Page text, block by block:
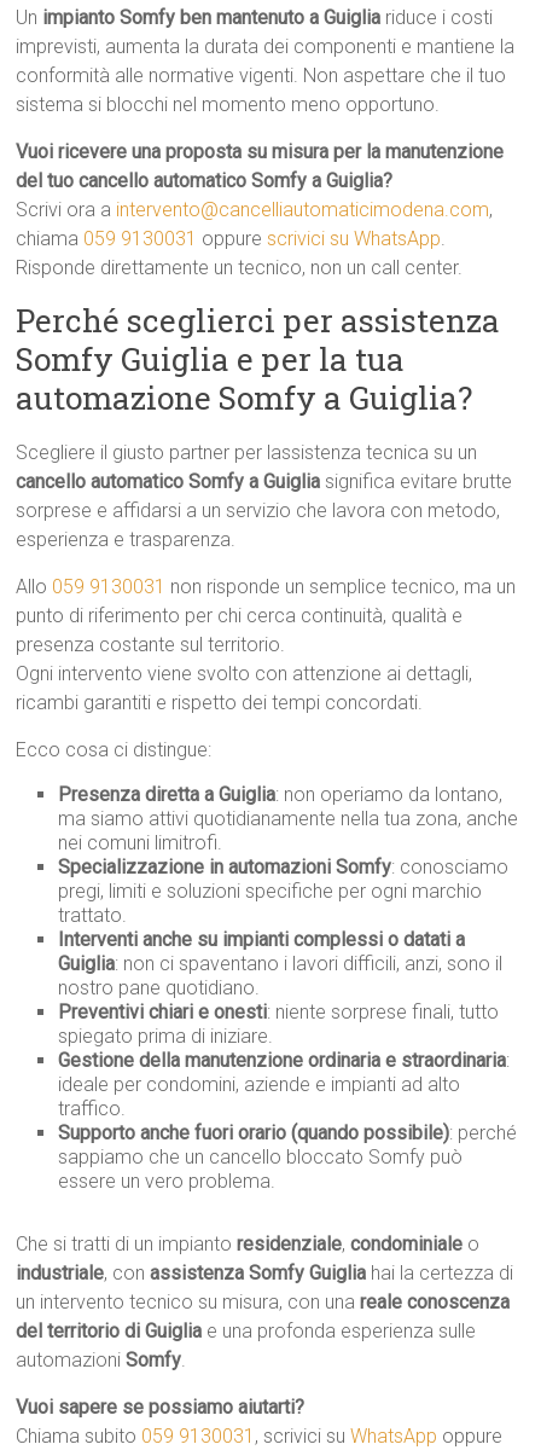
Un impianto Somfy ben mantenuto a Guiglia riduce i costi
imprevisti, aumenta la durata dei componenti e mantiene la
conformità alle normative vigenti. Non aspettare che il tuo
sistema si blocchi nel momento meno opportuno.
Vuoi ricevere una proposta su misura per la manutenzione
del tuo cancello automatico Somfy a Guiglia?
Scrivi ora a intervento@cancelliautomaticimodena.com,
chiama 059 9130031 oppurescrivici su WhatsApp.
Risponde direttamente un tecnico, non un call center.
Perché sceglierci per assistenza
Somfy Guiglia e per la tua
automazione Somfy a Guiglia?
Scegliere il giusto partner per lassistenza tecnica su un
cancello automatico Somfy a Guiglia significa evitare brutte
sorprese e affidarsi a un servizio che lavora con metodo,
esperienza e trasparenza.
Allo 059 9130031 non risponde un semplice tecnico, ma un
punto di riferimento per chi cerca continuità, qualità e
presenza costante sul territorio.
Ogni intervento viene svolto con attenzione ai dettagli,
ricambi garantiti e rispetto dei tempi concordati.
Ecco cosa ci distingue:
Presenza diretta a Guiglia: non operiamo da lontano,
ma siamo attivi quotidianamente nella tua zona, anche
nei comuni limitrofi.
Specializzazione in automazioni Somfy: conosciamo
pregi, limiti e soluzioni specifiche per ogni marchio
trattato.
Interventi anche su impianti complessi o datati a
Guiglia: non ci spaventano i lavori difficili, anzi, sono il
nostro pane quotidiano.
Preventivi chiari e onesti: niente sorprese finali, tutto
spiegato prima di iniziare.
Gestione della manutenzione ordinaria e straordinaria:
ideale per condomini, aziende e impianti ad alto
traffico.
Supporto anche fuori orario (quando possibile): perché
sappiamo che un cancello bloccato Somfy può
essere un vero problema.
Che si tratti di un impiantoresidenziale,condominiale o
industriale, conassistenza Somfy Guiglia hai la certezza di
un intervento tecnico su misura, con unareale conoscenza
del territorio di Guiglia e una profonda esperienza sulle
automazioniSomfy.
Vuoi sapere se possiamo aiutarti?
Chiama subito 059 9130031 , scrivici suWhatsApp oppure